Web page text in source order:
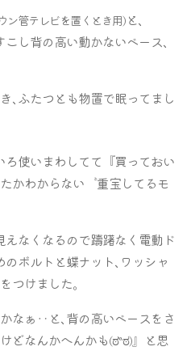
ン管テレビを置くとき用)と､
こし背の高い動かないベース､
､ふたつとも物置で眠ってまし
使いまわしてて『買っておい
かわからない〝重宝してるモ
なくなるので躊躇なく電動ド
ボルトと蝶ナット､ワッシャ
つけました｡
なぁ‥と､背の高いベースをさ
どなんかへんかも(ಠ‶ಠ)』と思